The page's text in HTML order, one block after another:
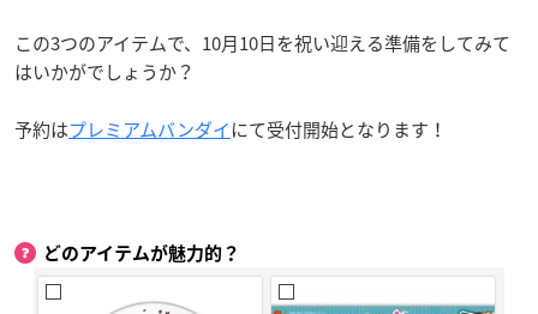
この3つのアイテムで、10月10日を祝い迎える準備をしてみて
はいかがでしょうか？
予約はプレミアムバンダイにて受付開始となります！
どのアイテムが魅力的？